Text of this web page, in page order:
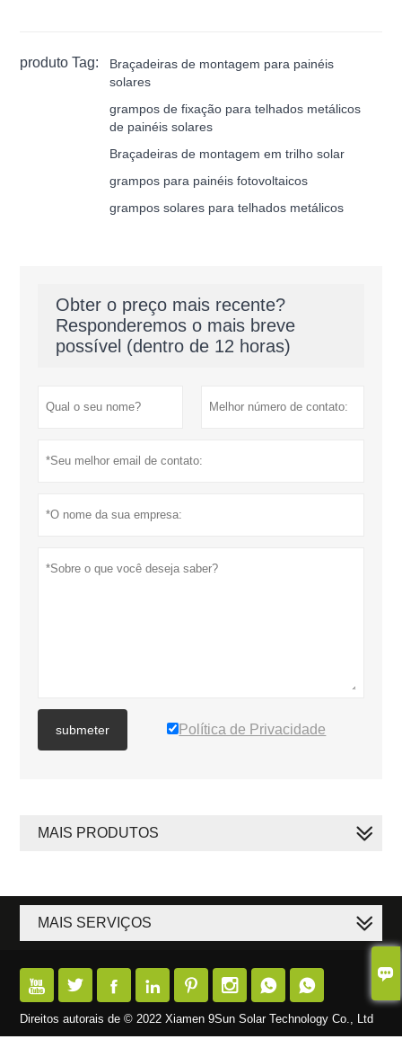

produto Tag:
Braçadeiras de montagem para painéis
solares
grampos de fixação para telhados metálicos
de painéis solares
Braçadeiras de montagem em trilho solar
grampos para painéis fotovoltaicos
grampos solares para telhados metálicos
Obter o preço mais recente?
Responderemos o mais breve
possível (dentro de 12 horas)
submeter Política de Privacidade
MAIS PRODUTOS
MAIS SERVIÇOS
       
Direitos autorais de © 2022 Xiamen 9Sun Solar Technology Co., Ltd